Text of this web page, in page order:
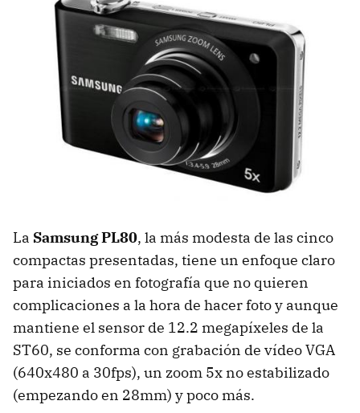
La Samsung PL80, la más modesta de las cinco
compactas presentadas, tiene un enfoque claro
para iniciados en fotografía que no quieren
complicaciones a la hora de hacer foto y aunque
mantiene el sensor de 12.2 megapíxeles de la
ST60, se conforma con grabación de vídeo VGA
(640x480 a 30fps), un zoom 5x no estabilizado
(empezando en 28mm) y poco más.